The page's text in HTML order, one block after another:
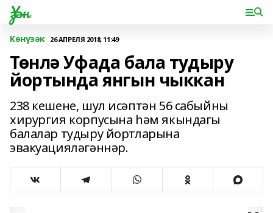
Үзән
Көнүзәк 26 АПРЕЛЯ 2018, 11:49
Төнлә Уфада бала тудыру
йортында янгын чыккан
238 кешене, шул исәптән 56 сабыйны
хирургия корпусына һәм якындагы
балалар тудыру йортларына
эвакуацияләгәннәр.